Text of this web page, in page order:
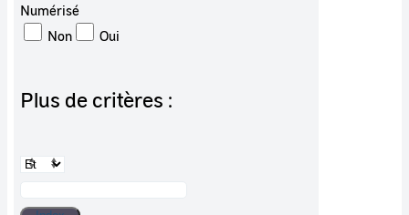
Numérisé
Non
Oui
Plus de critères :